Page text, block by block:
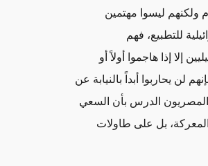
ولكنهم ليسوا مهتمين
للتطبيع، فهم
إلا إذا هاجموا أولاً أو
لن يحاربوا أبداً بالنيابة عن
أو السوريين. ومنذ حرب عام 1973، تعلّم المصريون الدرس بأن السعي
المعركة، بل على طاولات